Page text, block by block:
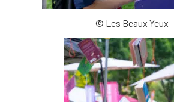
© Les Beaux Yeux